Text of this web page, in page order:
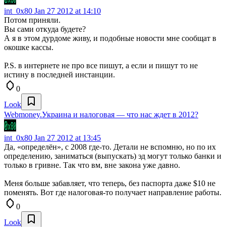
int_0x80 Jan 27 2012 at 14:10
Потом приняли.
Вы сами откуда будете?
А я в этом дурдоме живу, и подобные новости мне сообщат в
окошке кассы.
P.S. в интернете не про все пишут, а если и пишут то не
истину в последней инстанции.
0
Look
Webmoney.Украина и налоговая — что нас ждет в 2012?
int_0x80 Jan 27 2012 at 13:45
Да, «определён», с 2008 где-то. Детали не вспомню, но по их
определению, заниматься (выпускать) эд могут только банки и
только в гривне. Так что вм, вне закона уже давно.
Меня больше забавляет, что теперь, без паспорта даже $10 не
поменять. Вот где налоговая-то получает направление работы.
0
Look